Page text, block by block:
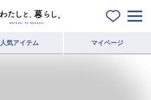
人気アイテム マイページ